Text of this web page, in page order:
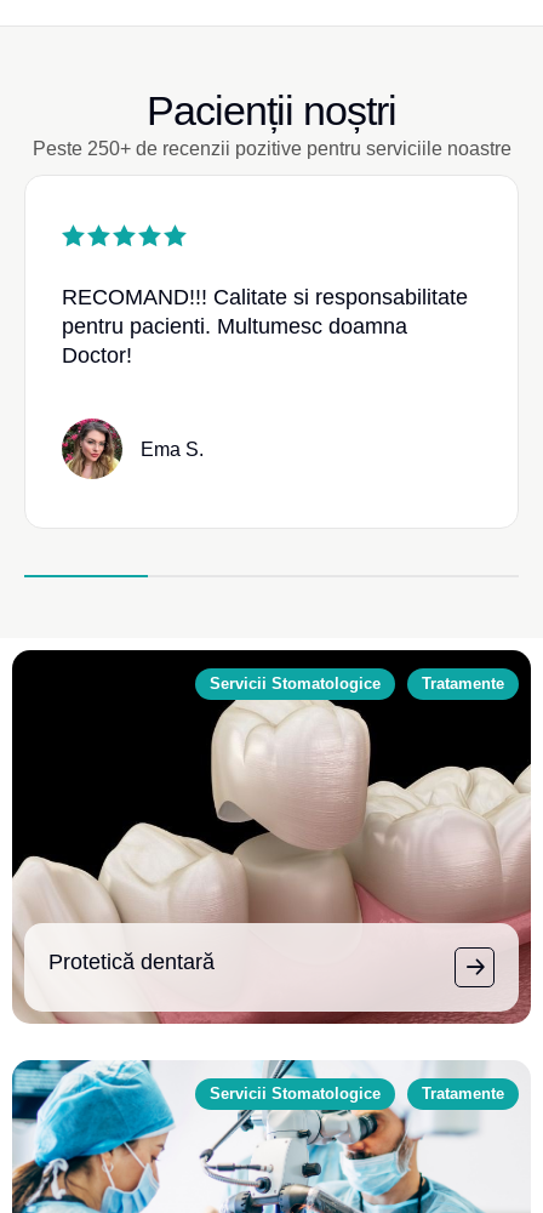
Pacienții noștri
Peste 250+ de recenzii pozitive pentru serviciile noastre
RECOMAND!!! Calitate si responsabilitate
pentru pacienti. Multumesc doamna
Doctor!
Ema S.
Servicii Stomatologice Tratamente
Protetică dentară
Servicii Stomatologice Tratamente